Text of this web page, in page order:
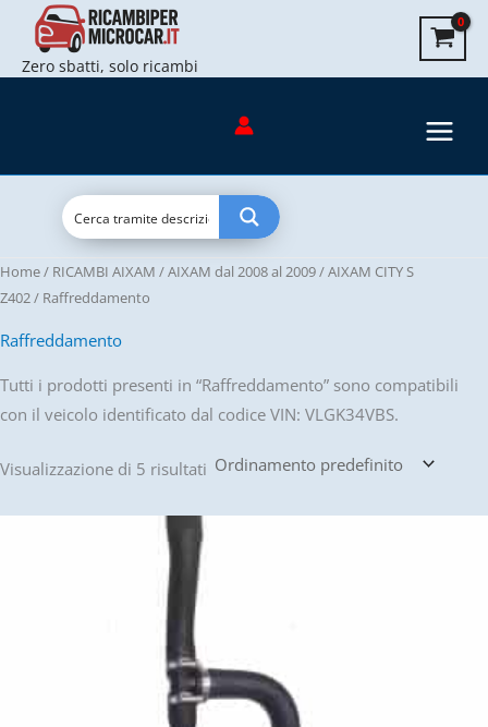
contenuto
Zero sbatti, solo ricambi
Home/ RICAMBI AIXAM /AIXAM dal 2008 al 2009/AIXAM CITY S
Z402/ Raffreddamento
Raffreddamento
Tutti i prodotti presenti in “Raffreddamento” sono compatibili
con il veicolo identificato dal codice VIN: VLGK34VBS.
Visualizzazione di 5 risultati